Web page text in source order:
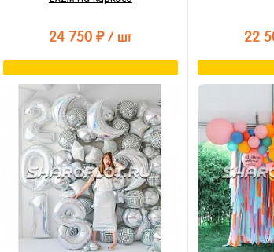
24 750 ₽/ шт
В корзину
Купить в 1 клик
В избранное
В наличии
22
В
Купить в
В
В наличии